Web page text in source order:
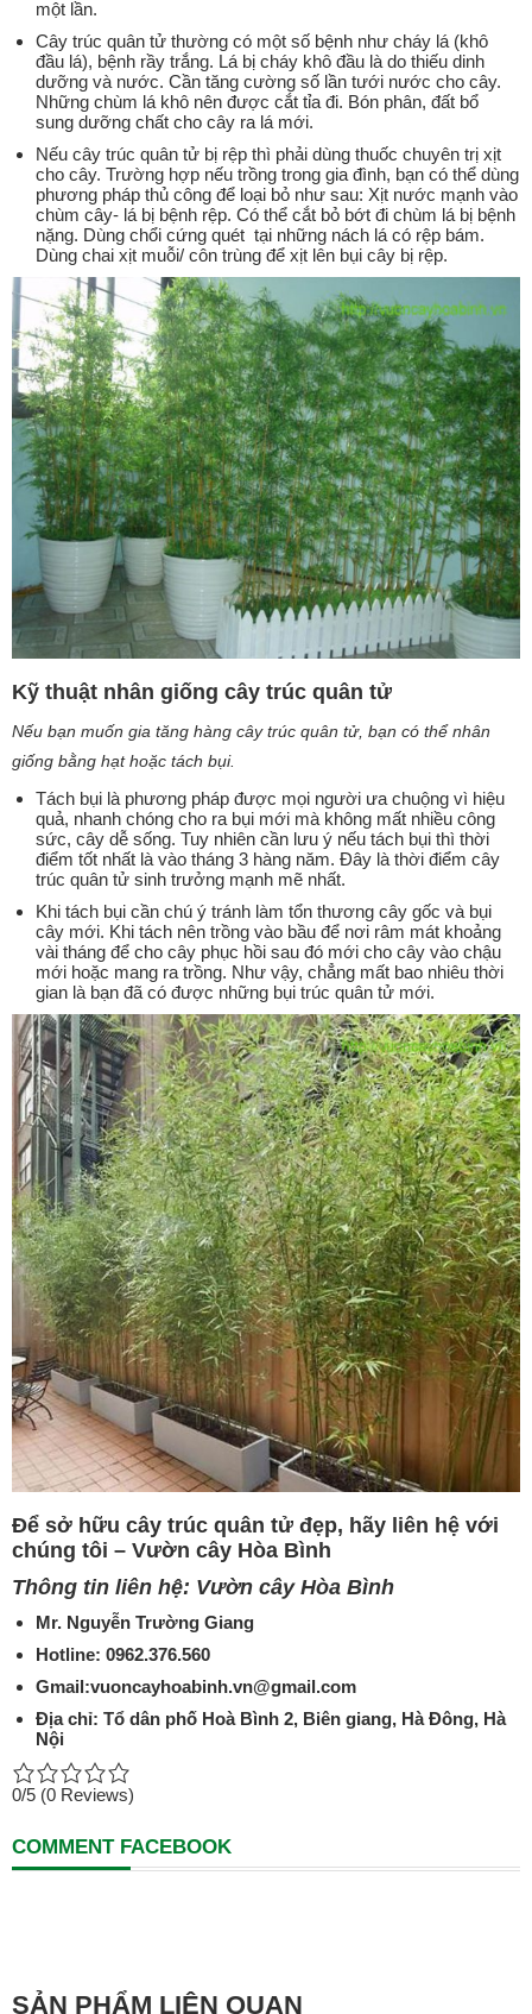
một lần.
Cây trúc quân tử thường có một số bệnh như cháy lá (khô
đầu lá), bệnh rầy trắng. Lá bị cháy khô đầu là do thiếu dinh
dưỡng và nước. Cần tăng cường số lần tưới nước cho cây.
Những chùm lá khô nên được cắt tỉa đi. Bón phân, đất bổ
sung dưỡng chất cho cây ra lá mới.
Nếu cây trúc quân tử bị rệp thì phải dùng thuốc chuyên trị xịt
cho cây. Trường hợp nếu trồng trong gia đình, bạn có thể dùng
phương pháp thủ công để loại bỏ như sau: Xịt nước mạnh vào
chùm cây- lá bị bệnh rệp. Có thể cắt bỏ bớt đi chùm lá bị bệnh
nặng. Dùng chổi cứng quét tại những nách lá có rệp bám.
Dùng chai xịt muỗi/ côn trùng để xịt lên bụi cây bị rệp.
Kỹ thuật nhân giống cây trúc quân tử
Nếu bạn muốn gia tăng hàng cây trúc quân tử, bạn có thể nhân
giống bằng hạt hoặc tách bụi.
Tách bụi là phương pháp được mọi người ưa chuộng vì hiệu
quả, nhanh chóng cho ra bụi mới mà không mất nhiều công
sức, cây dễ sống. Tuy nhiên cần lưu ý nếu tách bụi thì thời
điểm tốt nhất là vào tháng 3 hàng năm. Đây là thời điểm cây
trúc quân tử sinh trưởng mạnh mẽ nhất.
Khi tách bụi cần chú ý tránh làm tổn thương cây gốc và bụi
cây mới. Khi tách nên trồng vào bầu để nơi râm mát khoảng
vài tháng để cho cây phục hồi sau đó mới cho cây vào chậu
mới hoặc mang ra trồng. Như vậy, chẳng mất bao nhiêu thời
gian là bạn đã có được những bụi trúc quân tử mới.
Để sở hữu cây trúc quân tử đẹp, hãy liên hệ với
chúng tôi – Vườn cây Hòa Bình
Thông tin liên hệ: Vườn cây Hòa Bình
Mr. Nguyễn Trường Giang
Hotline: 0962.376.560
Gmail:vuoncayhoabinh.vn@gmail.com
Địa chỉ: Tổ dân phố Hoà Bình 2, Biên giang, Hà Đông, Hà
Nội
0/5 (0 Reviews)
COMMENT FACEBOOK
SẢN PHẨM LIÊN QUAN